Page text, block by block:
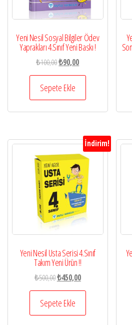
Yeni Nesil Sosyal Bilgiler Ödev
Yaprakları 4.Sınıf Yeni Baskı !
₺100,00Orijinal
fiyat:
₺100,00.
₺90,00Şu
andaki
₺90,00.
Sepete Ekle
İndirim!
Yeni Nesil Usta Serisi 4.Sınıf
Takım Yeni Ürün !!
₺500,00Orijinal
fiyat:
₺500,00.
₺450,00Şu
andaki
₺450,00.
Sepete Ekle